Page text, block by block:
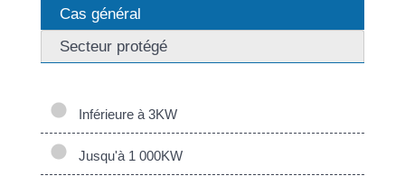
Cas général
Secteur protégé
Inférieure à 3KW
Jusqu'à 1 000KW